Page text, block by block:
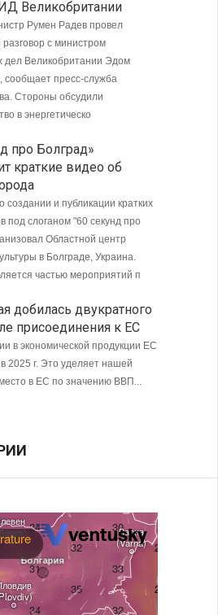
Великобритании
Румен Радев провел
с министром
дел Великобритании Эдом
сообщает пресс-служба
Стороны обсудили
в энергетическо
про Болград»
краткие видео об
создании и публикации кратких
под слоганом "60 секунд про
Областной центр
в Болграде, Украина.
частью мероприятий п
добилась двукратного
присоединения к ЕС
в экономической продукции ЕС
2025 г. Это уделяет нашей
в ЕС по значению ВВП...